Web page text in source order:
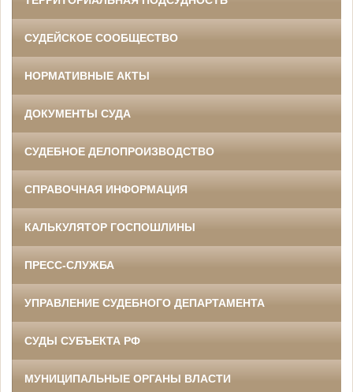
СУДЕЙСКОЕ СООБЩЕСТВО
НОРМАТИВНЫЕ АКТЫ
ДОКУМЕНТЫ СУДА
СУДЕБНОЕ ДЕЛОПРОИЗВОДСТВО
СПРАВОЧНАЯ ИНФОРМАЦИЯ
КАЛЬКУЛЯТОР ГОСПОШЛИНЫ
ПРЕСС-СЛУЖБА
УПРАВЛЕНИЕ СУДЕБНОГО ДЕПАРТАМЕНТА
СУДЫ СУБЪЕКТА РФ
МУНИЦИПАЛЬНЫЕ ОРГАНЫ ВЛАСТИ